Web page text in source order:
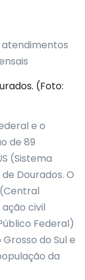
atendimentos
(Foto:
e o
de 89
(Sistema
Dourados. O
civil
Federal)
do Sul e
da